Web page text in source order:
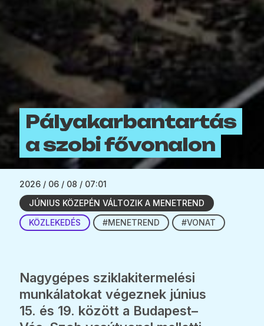
Pályakarbantartás
a szobi fővonalon
2026 / 06 / 08 / 07:01
JÚNIUS KÖZEPÉN VÁLTOZIK A MENETREND
KÖZLEKEDÉS
#MENETREND #VONAT
Nagygépes sziklakitermelési
munkálatokat végeznek június
15. és 19. között a Budapest–